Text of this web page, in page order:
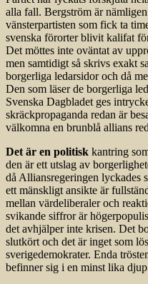
alla fall. Bergström är
vänsterpartisten som fick ta
svenska förorter blivit kalifat
Det möttes inte oväntat av
men samtidigt så skrivs exakt
borgerliga ledarsidor och då
Den som läser de borgerliga
Svenska Dagbladet ges
skräckpropaganda redan är
välkomna en brunblå allians
Det är en politisk kantring
den är ett utslag av
då Alliansregeringen lyckades
ett mänskligt ansikte är
mellan värdeliberaler och
svikande siffror är
det avhjälper inte krisen. Det
slutkört och det är inget som
sverigedemokrater. Enda
befinner sig i en minst lika